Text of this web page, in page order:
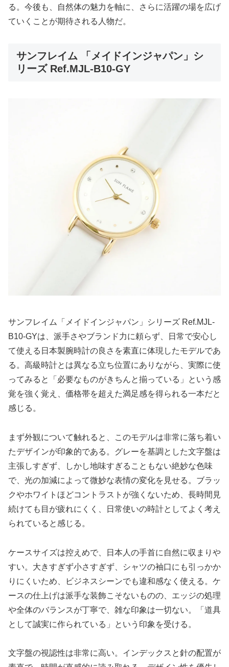
る。今後も、自然体の魅力を軸に、さらに活躍の場を広げ
ていくことが期待される人物だ。
サンフレイム 「メイドインジャパン」シ
リーズ Ref.MJL-B10-GY
サンフレイム「メイドインジャパン」シリーズ Ref.MJL-
B10-GYは、派手さやブランド力に頼らず、日常で安心し
て使える日本製腕時計の良さを素直に体現したモデルであ
る。高級時計とは異なる立ち位置にありながら、実際に使
ってみると「必要なものがきちんと揃っている」という感
覚を強く覚え、価格帯を超えた満足感を得られる一本だと
感じる。
まず外観について触れると、このモデルは非常に落ち着い
たデザインが印象的である。グレーを基調とした文字盤は
主張しすぎず、しかし地味すぎることもない絶妙な色味
で、光の加減によって微妙な表情の変化を見せる。ブラッ
クやホワイトほどコントラストが強くないため、長時間見
続けても目が疲れにくく、日常使いの時計としてよく考え
られていると感じる。
ケースサイズは控えめで、日本人の手首に自然に収まりや
すい。大きすぎず小さすぎず、シャツの袖口にも引っかか
りにくいため、ビジネスシーンでも違和感なく使える。ケ
ースの仕上げは派手な装飾こそないものの、エッジの処理
や全体のバランスが丁寧で、雑な印象は一切ない。「道具
として誠実に作られている」という印象を受ける。
文字盤の視認性は非常に高い。インデックスと針の配置が